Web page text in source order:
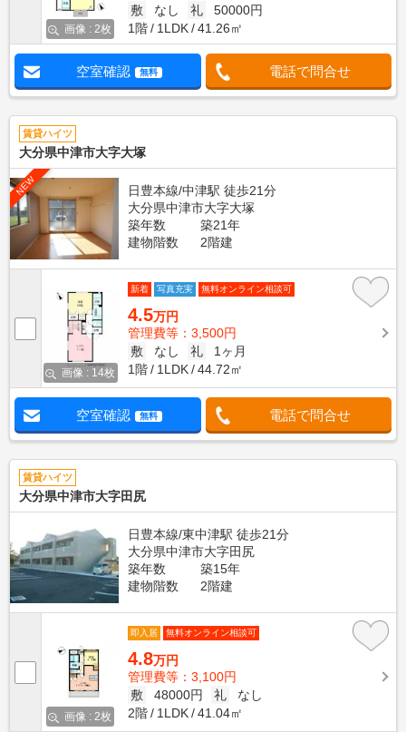
画像 : 2枚
敷
なし 礼
50000円
1階
1LDK 41.26㎡
空室確認 無料 電話で問合せ
賃貸ハイツ
大分県中津市大字大塚
NEW
日豊本線/中津駅 徒歩21分
大分県中津市大字大塚
築年数
築21年
建物階数
2階建
画像 : 14枚
新着 写真充実 無料オンライン相談可
4.5万円
管理費等：3,500円
敷
なし 礼
1ヶ月
1階
1LDK 44.72㎡
空室確認 無料 電話で問合せ
賃貸ハイツ
大分県中津市大字田尻
日豊本線/東中津駅 徒歩21分
大分県中津市大字田尻
築年数
築15年
建物階数
2階建
画像 : 2枚
即入居 無料オンライン相談可
4.8万円
管理費等：3,100円
敷
48000円 礼
なし
2階
1LDK 41.04㎡